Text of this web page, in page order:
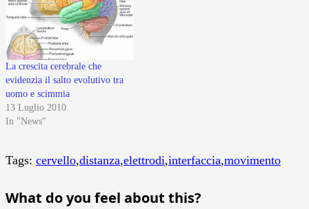
La crescita cerebrale che
evidenzia il salto evolutivo tra
uomo e scimmia
13 Luglio 2010
In "News"
Tags: cervello,distanza,elettrodi,interfaccia,movimento
What do you feel about this?